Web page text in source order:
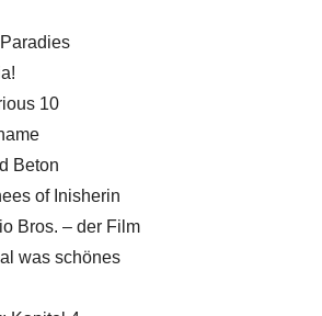
10
Beton
of Inisherin
Bros. – der Film
was schönes